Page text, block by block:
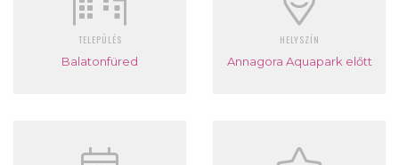
TELEPÜLÉS
Balatonfüred
HELYSZÍN
Annagora Aquapark előtt